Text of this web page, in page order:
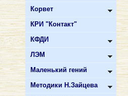
Корвет
КРИ "Контакт"
КФДИ
ЛЭМ
Маленький гений
Методики Н.Зайцева